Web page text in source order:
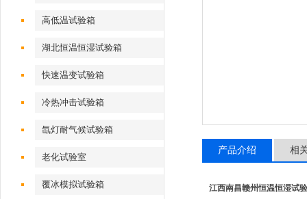
高低温试验箱
湖北恒温恒湿试验箱
快速温变试验箱
冷热冲击试验箱
氙灯耐气候试验箱
老化试验室
覆冰模拟试验箱
产品介绍 相
江西南昌赣州恒温恒湿试